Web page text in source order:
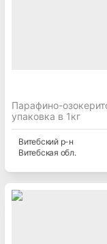
Парафино-
упаковка в 1кг
Витебскийр-н
Витебская обл.